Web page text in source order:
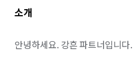
소개
안녕하세요. 강흔 파트너입니다.